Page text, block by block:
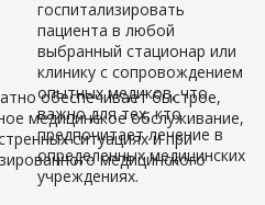
обеспечивает быстрое,
медицинское обслуживание,
ситуациях и при
медицинского